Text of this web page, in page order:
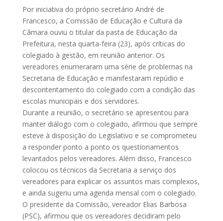
Por iniciativa do próprio secretário André de
Francesco, a Comissão de Educação e Cultura da
Câmara ouviu o titular da pasta de Educação da
Prefeitura, nesta quarta-feira (23), após críticas do
colegiado à gestão, em reunião anterior. Os
vereadores enumeraram uma série de problemas na
Secretaria de Educação e manifestaram repúdio e
descontentamento do colegiado com a condição das
escolas municipais e dos servidores.
Durante a reunião, o secretário se apresentou para
manter diálogo com o colegiado, afirmou que sempre
esteve à disposição do Legislativo e se comprometeu
a responder ponto a ponto os questionamentos
levantados pelos vereadores. Além disso, Francesco
colocou os técnicos da Secretaria a serviço dos
vereadores para explicar os assuntos mais complexos,
e ainda sugeriu uma agenda mensal com o colegiado.
O presidente da Comissão, vereador Elias Barbosa
(PSC), afirmou que os vereadores decidiram pelo